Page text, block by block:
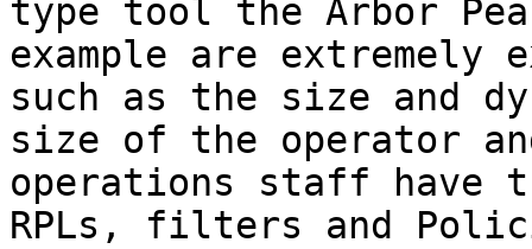
type tool the Arbor
example are extremely
such as the size and
size of the operator
operations staff have
RPLs, filters and